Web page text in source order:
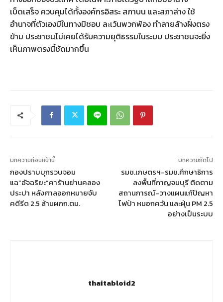
เบ็ดเสร็จ ควบคุมได้ทั้งองค์กรอิสระ สภาบน และสภาล่าง ใช้
อำนาจที่ตัวเองมีในทางมิชอบ ละเว้นพวกพ้อง ทำลายล้างฝั่งตรง
ข้าม ประชาชนไม่เคยได้รับความยุติธรรมในระบบ ประชาชนจะยิ่ง
เห็นภาพตรงนี้ชัดมากขึ้น
บทความก่อนหน้านี้
กองปราบบุกรวบจอม
แฉ“อัจฉริยะ”คาร้านย่านคลอง
ประปา หลังศาลออกหมายจับ
คดีรีด 2.5 ล้านผกก.ตม.
บทความถัดไป
รมช.เกษตรฯ-รมช.ศึกษาธิการ
ลงพื้นที่กาญจนบุรี ติดตาม
สถานการณ์-วางแผนแก้ปัญหา
ไฟป่า หมอกควัน และฝุ่น PM 2.5
อย่างเป็นระบบ
thaitabloid2